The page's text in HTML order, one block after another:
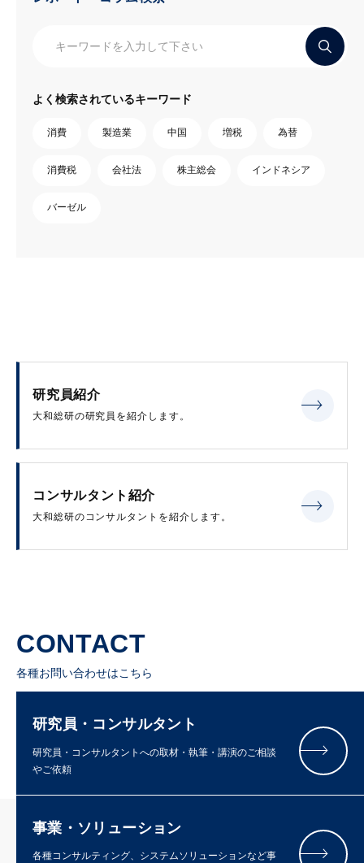
よく検索されているキーワード
消費 製造業 中国 増税 為替
消費税 会社法 株主総会 インドネシア
バーゼル
研究員紹介
大和総研の研究員を紹介します。
コンサルタント紹介
大和総研のコンサルタントを紹介します。
CONTACT
各種お問い合わせはこちら
研究員・コンサルタント
研究員・コンサルタントへの取材・執筆・講演のご相談
やご依頼
事業・ソリューション
各種コンサルティング、システムソリューションなど事